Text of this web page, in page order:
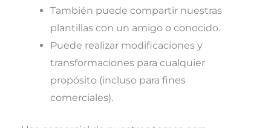
También puede compartir nuestras
plantillas con un amigo o conocido.
Puede realizar modificaciones y
transformaciones para cualquier
propósito (incluso para fines
comerciales).